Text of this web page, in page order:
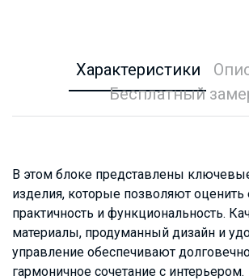
Характеристики
Бесплатный
В этом блоке представлены
изделия, которые позволяют оценить
практичность и функциональность.
материалы, продуманный дизайн и
управление обеспечивают
гармоничное сочетание с интерьером.